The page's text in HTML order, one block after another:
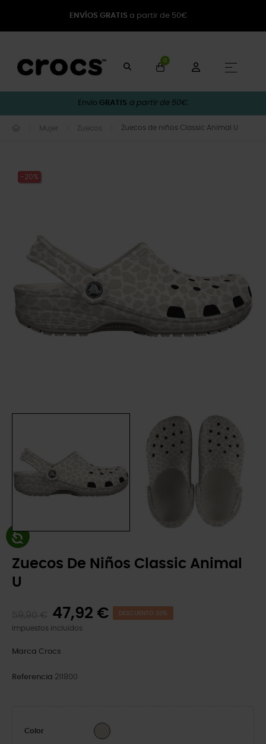
ENVÍOS GRATIS a partir de 50€
0
☰
Envío GRATIS a partir de 50€.
Mujer Zuecos Zuecos de niños Classic Animal U
-20%
Zuecos De Niños Classic Animal
U
47,92 € DESCUENTO 20%
Impuestos incluidos
Marca Crocs
Referencia 211800
Color Almond Tint/Leopard